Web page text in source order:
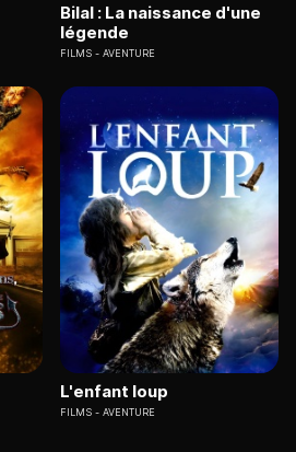
Bilal : La naissance d'une
légende
FILMS AVENTURE
L'enfant loup
FILMS AVENTURE